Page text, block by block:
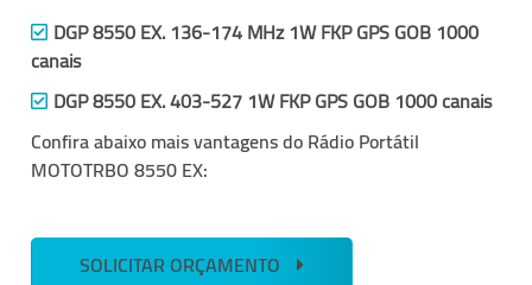
DGP 8550 EX. 136-174 MHz 1W FKP GPS GOB 1000
canais
DGP 8550 EX. 403-527 1W FKP GPS GOB 1000 canais
Confira abaixo mais vantagens doRádio Portátil
MOTOTRBO 8550 EX:
SOLICITAR ORÇAMENTO